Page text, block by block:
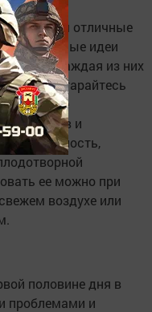
отличные
Гениальные идеи
утра, и каждая из них
Постарайтесь
а если не
и
усталость,
ее можно при
воздухе или
половине дня в
проблемами и